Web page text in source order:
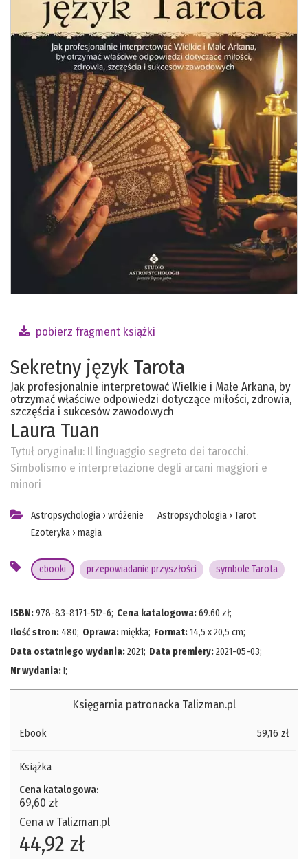
pobierz fragment książki
Sekretny język Tarota
Jak profesjonalnie interpretować Wielkie i Małe Arkana, by
otrzymać właściwe odpowiedzi dotyczące miłości, zdrowia,
szczęścia i sukcesów zawodowych
Laura Tuan
Tytuł oryginału: Il linguaggio segreto dei tarocchi.
Simbolismo e interpretazione degli arcani maggiori e
minori
Astropsychologia › wróżenie
Ezoteryka › magia
Astropsychologia › Tarot
ebooki przepowiadanie przyszłości symbole Tarota
ISBN:978-83-8171-512-6; Cena katalogowa:69.60 zł;
Ilość stron: 480; Oprawa:miękka; Format:14,5 x 20,5 cm;
Data ostatniego wydania:2021; Data premiery:2021-05-03;
Nr wydania:I;
Księgarnia patronacka Talizman.pl
Ebook 59,16 zł
Książka
Cena katalogowa:
69,60 zł
Cena w Talizman.pl
44,92 zł